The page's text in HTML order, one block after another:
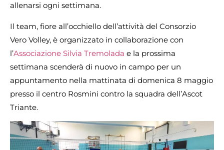
allenarsi ogni settimana.
Il team, fiore all’occhiello dell’attività del Consorzio
Vero Volley, è organizzato in collaborazione con
l’Associazione Silvia Tremolada e la prossima
settimana scenderà di nuovo in campo per un
appuntamento nella mattinata di domenica 8 maggio
presso il centro Rosmini contro la squadra dell’Ascot
Triante.